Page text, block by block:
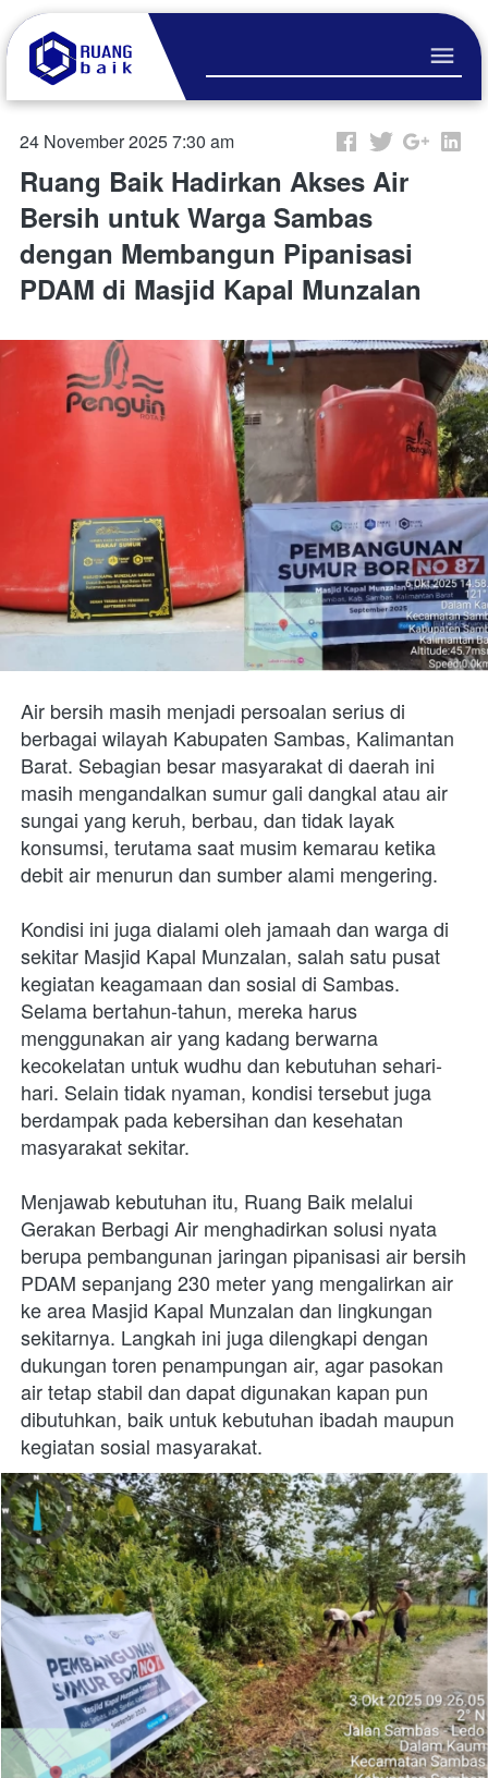
24 November 2025 7:30 am
Ruang Baik Hadirkan Akses Air
Bersih untuk Warga Sambas
dengan Membangun Pipanisasi
PDAM di Masjid Kapal Munzalan
Air bersih masih menjadi persoalan serius di
berbagai wilayah Kabupaten Sambas, Kalimantan
Barat. Sebagian besar masyarakat di daerah ini
masih mengandalkan sumur gali dangkal atau air
sungai yang keruh, berbau, dan tidak layak
konsumsi, terutama saat musim kemarau ketika
debit air menurun dan sumber alami mengering.
Kondisi ini juga dialami oleh jamaah dan warga di
sekitar Masjid Kapal Munzalan, salah satu pusat
kegiatan keagamaan dan sosial di Sambas.
Selama bertahun-tahun, mereka harus
menggunakan air yang kadang berwarna
kecokelatan untuk wudhu dan kebutuhan sehari-
hari. Selain tidak nyaman, kondisi tersebut juga
berdampak pada kebersihan dan kesehatan
masyarakat sekitar.
Menjawab kebutuhan itu, Ruang Baik melalui
Gerakan Berbagi Air menghadirkan solusi nyata
berupa pembangunan jaringan pipanisasi air bersih
PDAM sepanjang 230 meter yang mengalirkan air
ke area Masjid Kapal Munzalan dan lingkungan
sekitarnya. Langkah ini juga dilengkapi dengan
dukungan toren penampungan air, agar pasokan
air tetap stabil dan dapat digunakan kapan pun
dibutuhkan, baik untuk kebutuhan ibadah maupun
kegiatan sosial masyarakat.